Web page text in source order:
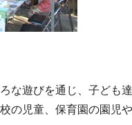
な遊びを通じ、子ども
の児童、保育園の園児